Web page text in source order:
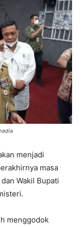
menjadi
masa
Wakil Bupati
menggodok